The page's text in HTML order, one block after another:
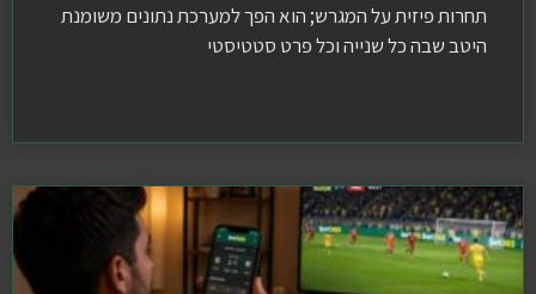
תחרות פיזית על המגרש; הוא הפך למערכת נתונים משומנת
היטב שבה כל שנייה וכל פרט סטטיסטי